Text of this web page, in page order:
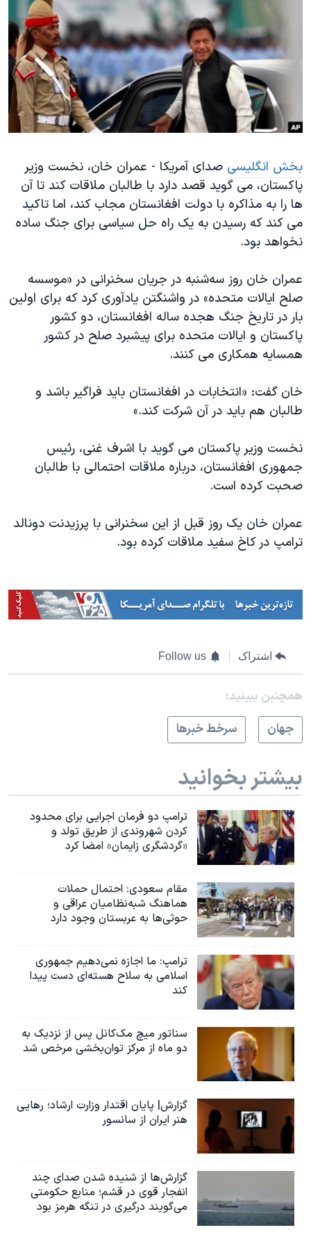
حقوق شهروندی
اقتصادی
علم و فناوری
اسرائیل در جنگ
آرشیو پخش زنده
انتخابات ریاست جمهوری آمریکا ۲۰۲۴
حمله جمهوری اسلامی به اسرائیل
رمز مهسا
ورزش زنان در ایران
مجموعه مستندهای دادخواهی
تریبونال مردمی آبان ۹۸
دادگاه حمید نوری
چهل سال گروگان‌گیری
اعتراضات مردمی آبان ۹۸
اسرائیل در جنگ
نرگس محمدی برنده جایزه نوبل صلح
همایش محافظه‌کاران آمریکا «سی‌پک»
صفحه‌های ویژه
سفر پرزیدنت ترامپ به چین
زبانهای مختلف
بخش انگلیسی صدای آمریکا - عمران خان، نخست وزیر
پاکستان، می گوید قصد دارد با طالبان ملاقات کند تا آن
ها را به مذاکره با دولت افغانستان مجاب کند، اما تاکید
می کند که رسیدن به یک راه حل سیاسی برای جنگ ساده
نخواهد بود.
عمران خان روز سه‌شنبه در جریان سخنرانی در «موسسه
صلح ایالات متحده» در واشنگتن یادآوری کرد که برای اولین
بار در تاریخ جنگ هجده ساله افغانستان، دو کشور
پاکستان و ایالات متحده برای پیشبرد صلح در کشور
همسایه همکاری می کنند.
خان گفت: «انتخابات در افغانستان باید فراگیر باشد و
طالبان هم باید در آن شرکت کند.»
نخست وزیر پاکستان می گوید با اشرف غنی، رئیس
جمهوری افغانستان، درباره ملاقات احتمالی با طالبان
صحبت کرده است.
عمران خان یک روز قبل از این سخنرانی با پرزیدنت دونالد
ترامپ در کاخ سفید ملاقات کرده بود.
اشتراک Follow us
همچنبن ببینید:
جهان
سرخط خبرها
بیشتر بخوانید
ترامپ دو فرمان اجرایی برای محدود
کردن شهروندی از طریق تولد و
«گردشگری زایمان» امضا کرد
مقام سعودی: احتمال حملات
هماهنگ شبه‌نظامیان عراقی و
حوثی‌ها به عربستان وجود دارد
ترامپ: ما اجازه نمی‌دهیم جمهوری
اسلامی به سلاح هسته‌ای دست پیدا
کند
سناتور میچ مک‌کانل پس از نزدیک به
دو ماه از مرکز توان‌بخشی مرخص شد
گزارش| پایان اقتدار وزارت ارشاد؛ رهایی
هنر ایران از سانسور
گزارش‌ها از شنیده شدن صدای چند
انفجار قوی در قشم؛ منابع حکومتی
می‌گویند درگیری در تنگه هرمز بود